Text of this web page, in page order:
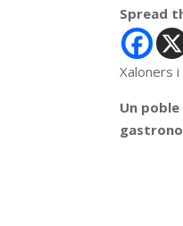
Spread
Xaloners i
Un